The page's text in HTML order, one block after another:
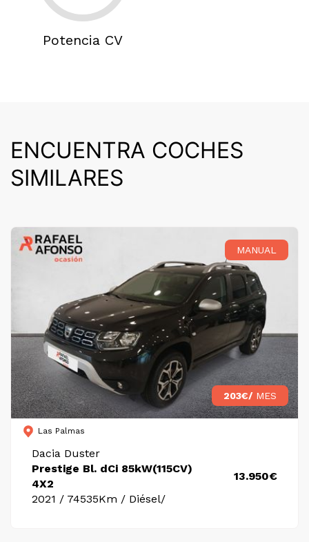
Potencia CV
ENCUENTRA COCHES
SIMILARES
MANUAL
203€/ MES
Las Palmas
Dacia Duster
Prestige Bl. dCi 85kW(115CV)
4X2
2021 / 74535Km / Diésel/
13.950€